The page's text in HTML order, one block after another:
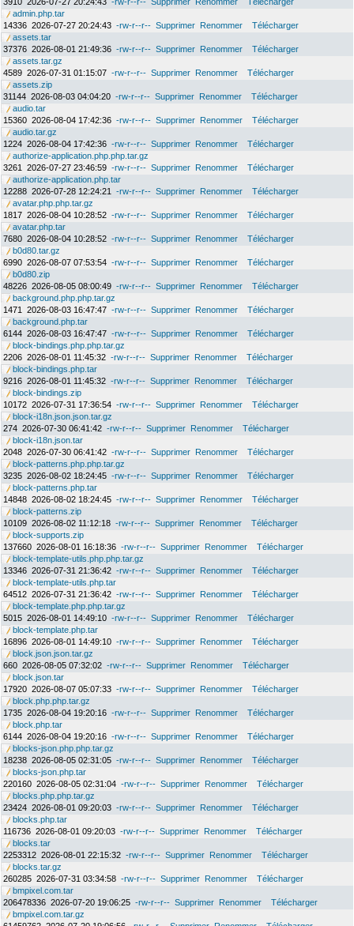
admin.php.tar
14336 2026-07-27 20:24:43 -rw-r--r-- Supprimer Renommer
Télécharger
assets.tar
37376 2026-08-01 21:49:36 -rw-r--r-- Supprimer Renommer
Télécharger
assets.tar.gz
4589 2026-07-31 01:15:07 -rw-r--r-- Supprimer Renommer
Télécharger
assets.zip
31144 2026-08-03 04:04:20 -rw-r--r-- Supprimer Renommer
Télécharger
audio.tar
15360 2026-08-04 17:42:36 -rw-r--r-- Supprimer Renommer
Télécharger
audio.tar.gz
1224 2026-08-04 17:42:36 -rw-r--r-- Supprimer Renommer
Télécharger
authorize-application.php.php.tar.gz
3261
2026-07-27 23:46:59 -rw-r--r-- Supprimer Renommer
Télécharger
authorize-application.php.tar
12288 2026-07-28 12:24:21 -rw-r--r-- Supprimer Renommer
Télécharger
avatar.php.php.tar.gz
1817 2026-08-04 10:28:52 -rw-r--r-- Supprimer Renommer
Télécharger
avatar.php.tar
7680 2026-08-04 10:28:52 -rw-r--r-- Supprimer Renommer
Télécharger
b0d80.tar.gz
6990 2026-08-07 07:53:54 -rw-r--r-- Supprimer Renommer
Télécharger
b0d80.zip
48226 2026-08-05 08:00:49 -rw-r--r-- Supprimer Renommer
Télécharger
background.php.php.tar.gz
1471
2026-08-03 16:47:47 -rw-r--r-- Supprimer Renommer
Télécharger
background.php.tar
6144 2026-08-03 16:47:47 -rw-r--r-- Supprimer Renommer
Télécharger
block-bindings.php.php.tar.gz
2206 2026-08-01 11:45:32 -rw-r--r-- Supprimer Renommer
Télécharger
block-bindings.php.tar
9216 2026-08-01 11:45:32 -rw-r--r-- Supprimer Renommer
Télécharger
block-bindings.zip
10172 2026-07-31 17:36:54 -rw-r--r-- Supprimer Renommer
Télécharger
block-i18n.json.json.tar.gz
274 2026-07-30 06:41:42 -rw-r--r-- Supprimer Renommer
Télécharger
block-i18n.json.tar
2048 2026-07-30 06:41:42 -rw-r--r-- Supprimer Renommer
Télécharger
block-patterns.php.php.tar.gz
3235 2026-08-02 18:24:45 -rw-r--r-- Supprimer Renommer
Télécharger
block-patterns.php.tar
14848 2026-08-02 18:24:45 -rw-r--r-- Supprimer Renommer
Télécharger
block-patterns.zip
10109 2026-08-02 11:12:18 -rw-r--r-- Supprimer Renommer
Télécharger
block-supports.zip
137660 2026-08-01 16:18:36 -rw-r--r-- Supprimer Renommer
Télécharger
block-template-utils.php.php.tar.gz
13346 2026-07-31 21:36:42 -rw-r--r-- Supprimer Renommer
Télécharger
block-template-utils.php.tar
64512 2026-07-31 21:36:42 -rw-r--r-- Supprimer Renommer
Télécharger
block-template.php.php.tar.gz
5015 2026-08-01 14:49:10 -rw-r--r-- Supprimer Renommer
Télécharger
block-template.php.tar
16896 2026-08-01 14:49:10 -rw-r--r-- Supprimer Renommer
Télécharger
block.json.json.tar.gz
660 2026-08-05 07:32:02 -rw-r--r-- Supprimer Renommer
Télécharger
block.json.tar
17920 2026-08-07 05:07:33 -rw-r--r-- Supprimer Renommer
Télécharger
block.php.php.tar.gz
1735 2026-08-04 19:20:16 -rw-r--r-- Supprimer Renommer
Télécharger
block.php.tar
6144 2026-08-04 19:20:16 -rw-r--r-- Supprimer Renommer
Télécharger
blocks-json.php.php.tar.gz
18238 2026-08-05 02:31:05 -rw-r--r-- Supprimer Renommer
Télécharger
blocks-json.php.tar
220160 2026-08-05 02:31:04 -rw-r--r-- Supprimer Renommer
Télécharger
blocks.php.php.tar.gz
23424 2026-08-01 09:20:03 -rw-r--r-- Supprimer Renommer
Télécharger
blocks.php.tar
116736 2026-08-01 09:20:03 -rw-r--r-- Supprimer Renommer
Télécharger
blocks.tar
2253312 2026-08-01 22:15:32 -rw-r--r-- Supprimer Renommer
Télécharger
blocks.tar.gz
260285 2026-07-31 03:34:58 -rw-r--r-- Supprimer Renommer
Télécharger
bmpixel.com.tar
206478336 2026-07-20 19:06:25 -rw-r--r-- Supprimer Renommer
Télécharger
bmpixel.com.tar.gz